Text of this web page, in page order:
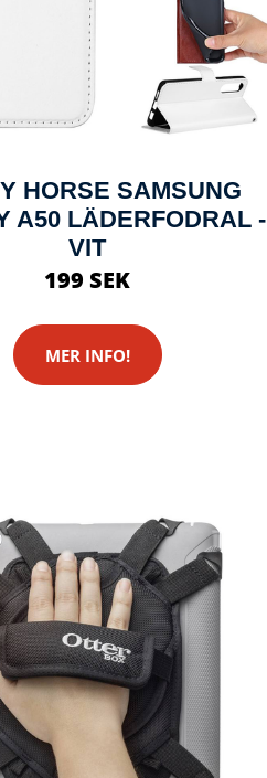
HORSE SAMSUNG
A50 LÄDERFODRAL -
VIT
199 SEK
MER INFO!